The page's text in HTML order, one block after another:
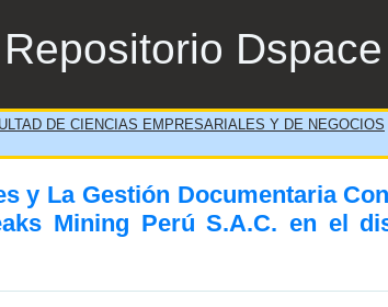
Repositorio Dspace
y La Gestión Documentaria
de Santiago de Surco, 2022
DE CIENCIAS EMPRESARIALES Y DE NEGOCIOS
y La Gestión Documentaria
Mining Perú S.A.C. en el